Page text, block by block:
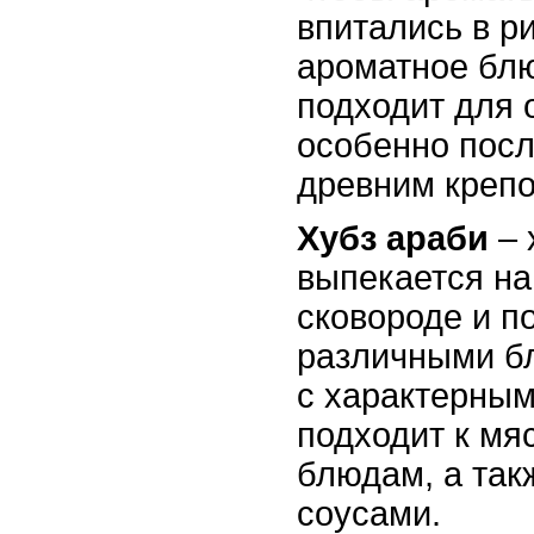
впитались в
ароматное
подходит для
особенно
древним
Хубз араби –
выпекается
сковороде и
различными
с
подходит к
блюдам, а
соусами.